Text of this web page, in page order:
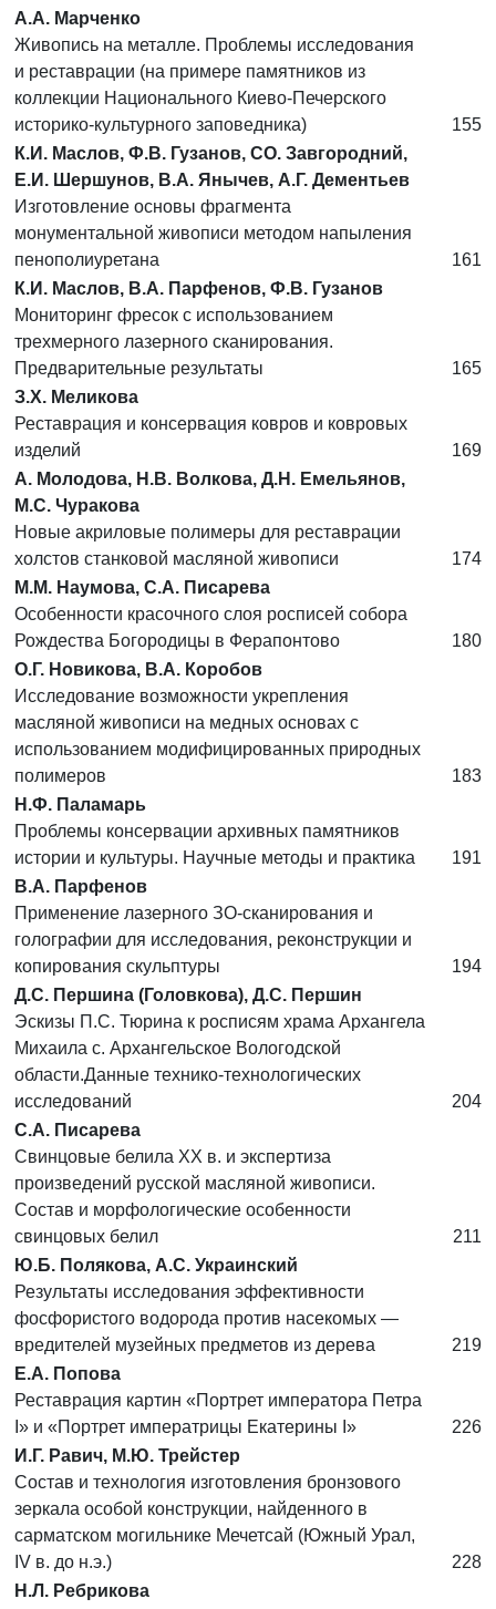
А.А. Марченко
Живопись на металле. Проблемы исследования
и реставрации (на примере памятников из
коллекции Национального Киево-Печерского
историко-культурного заповедника)
155
К.И. Маслов, Ф.В. Гузанов, СО. Завгородний,
Е.И. Шершунов, В.А. Янычев, А.Г. Дементьев
Изготовление основы фрагмента
монументальной живописи методом напыления
пенополиуретана
161
К.И. Маслов, В.А. Парфенов, Ф.В. Гузанов
Мониторинг фресок с использованием
трехмерного лазерного сканирования.
Предварительные результаты
165
З.Х. Меликова
Реставрация и консервация ковров и ковровых
изделий
169
А. Молодова, Н.В. Волкова, Д.Н. Емельянов,
М.С. Чуракова
Новые акриловые полимеры для реставрации
холстов станковой масляной живописи
174
М.М. Наумова, С.А. Писарева
Особенности красочного слоя росписей собора
Рождества Богородицы в Ферапонтово
180
О.Г. Новикова, В.А. Коробов
Исследование возможности укрепления
масляной живописи на медных основах с
использованием модифицированных природных
полимеров
183
Н.Ф. Паламарь
Проблемы консервации архивных памятников
истории и культуры. Научные методы и практика
191
В.А. Парфенов
Применение лазерного ЗО-сканирования и
голографии для исследования, реконструкции и
копирования скульптуры
194
Д.С. Першина (Головкова), Д.С. Першин
Эскизы П.С. Тюрина к росписям храма Архангела
Михаила с. Архангельское Вологодской
области.Данные технико-технологических
исследований
204
С.А. Писарева
Свинцовые белила XX в. и экспертиза
произведений русской масляной живописи.
Состав и морфологические особенности
свинцовых белил
211
Ю.Б. Полякова, А.С. Украинский
Результаты исследования эффективности
фосфористого водорода против насекомых —
вредителей музейных предметов из дерева
219
Е.А. Попова
Реставрация картин «Портрет императора Петра
I» и «Портрет императрицы Екатерины I»
226
И.Г. Равич, М.Ю. Трейстер
Состав и технология изготовления бронзового
зеркала особой конструкции, найденного в
сарматском могильнике Мечетсай (Южный Урал,
IV в. до н.э.)
228
Н.Л. Ребрикова